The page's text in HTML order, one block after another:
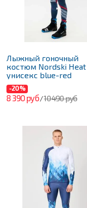
Лыжный гоночный
костюм Nordski Heat
унисекс blue-red
-20%
8 390 руб/10 490 руб